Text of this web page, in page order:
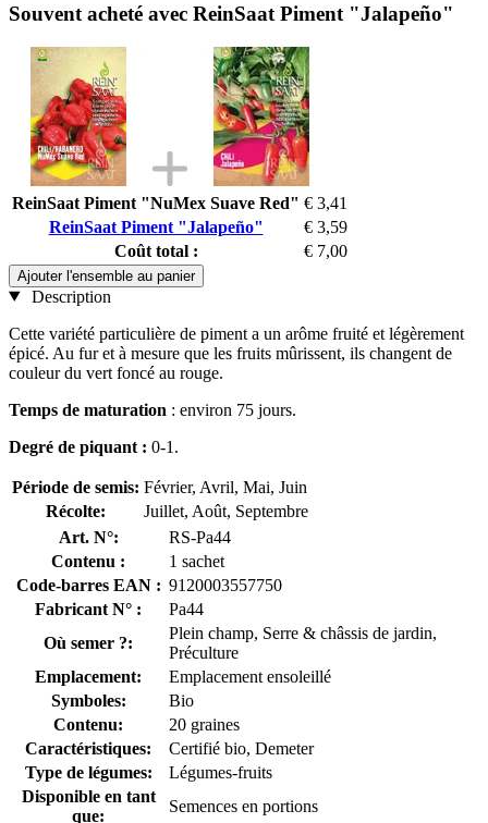
Souvent acheté avec ReinSaat Piment "Jalapeño"
ReinSaat Piment "NuMex Suave Red" € 3,41
ReinSaat Piment "Jalapeño"
€ 3,59
Coût total :
€ 7,00
Ajouter l'ensemble au panier
Description
Cette variété particulière de piment a un arôme fruité et légèrement
épicé. Au fur et à mesure que les fruits mûrissent, ils changent de
couleur du vert foncé au rouge.
Temps de maturation : environ 75 jours.
Degré de piquant : 0-1.
Période de semis: Février, Avril, Mai, Juin
Récolte:
Juillet, Août, Septembre
Art. N°:
RS-Pa44
Contenu :
1 sachet
Code-barres EAN : 9120003557750
Fabricant N° :
Pa44
Où semer ?:
Plein champ, Serre & châssis de jardin,
Préculture
Emplacement:
Emplacement ensoleillé
Symboles:
Bio
Contenu:
20 graines
Caractéristiques:
Certifié bio, Demeter
Type de légumes:
Légumes-fruits
Disponible en tant
que:
Semences en portions